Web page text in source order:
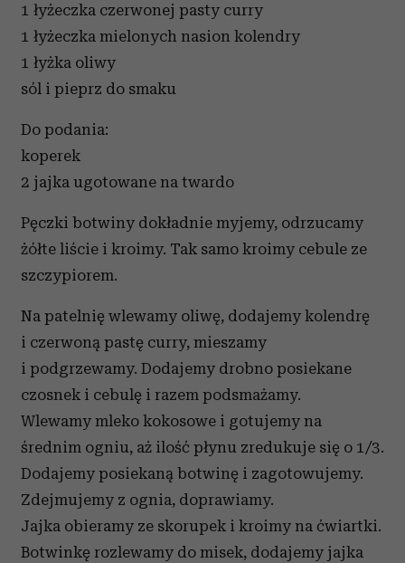
1 łyżeczka czerwonej pasty curry
1 łyżeczka mielonych nasion kolendry
1 łyżka oliwy
sól i pieprz do smaku
Do podania:
koperek
2 jajka ugotowane na twardo
Pęczki botwiny dokładnie myjemy, odrzucamy
żółte liście i kroimy. Tak samo kroimy cebule ze
szczypiorem.
Na patelnię wlewamy oliwę, dodajemy kolendrę
i czerwoną pastę curry, mieszamy
i podgrzewamy. Dodajemy drobno posiekane
czosnek i cebulę i razem podsmażamy.
Wlewamy mleko kokosowe i gotujemy na
średnim ogniu, aż ilość płynu zredukuje się o 1/3.
Dodajemy posiekaną botwinę i zagotowujemy.
Zdejmujemy z ognia, doprawiamy.
Jajka obieramy ze skorupek i kroimy na ćwiartki.
Botwinkę rozlewamy do misek, dodajemy jajka